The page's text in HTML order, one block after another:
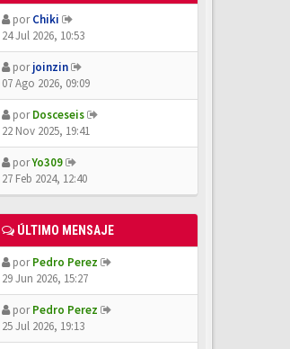
porChiki
24 Jul 2026, 10:53
porjoinzin
07 Ago 2026, 09:09
porDosceseis
22 Nov 2025, 19:41
porYo309
27 Feb 2024, 12:40
ÚLTIMO MENSAJE
porPedro Perez
29 Jun 2026, 15:27
porPedro Perez
25 Jul 2026, 19:13